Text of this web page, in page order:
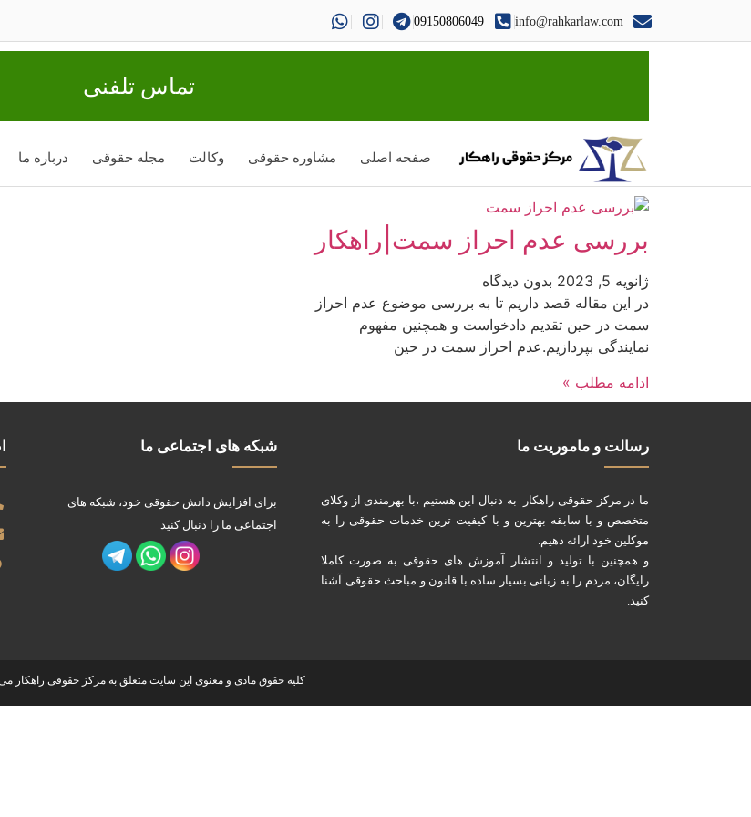
info@rahkarlaw.com
09150806049
تماس تلفنی
صفحه اصلی مشاوره حقوقی وکالت مجله حقوقی درباره ما
بررسی عدم احراز سمت|راهکار
ژانویه 5, 2023
بدون دیدگاه
در این مقاله قصد داریم تا به بررسی موضوع عدم احراز
سمت در حین تقدیم دادخواست و همچنین مفهوم
نمایندگی بپردازیم.عدم احراز سمت در حین
ادامه مطلب »
رسالت و ماموریت ما
ما در مرکز حقوقی راهکار به دنبال این هستیم ،با بهرمندی از وکلای
متخصص و با سابقه بهترین و با کیفیت ترین خدمات حقوقی را به
موکلین خود ارائه دهیم.
و همچنین با تولید و انتشار آموزش های حقوقی به صورت کاملا
رایگان، مردم را به زبانی بسیار ساده با قانون و مباحث حقوقی آشنا
کنید.
شبکه های اجتماعی ما
برای افزایش دانش حقوقی خود، شبکه های
اجتماعی ما را دنبال کنید
کلیه حقوق مادی و معنوی این سایت متعلق به مرکز حقوقی راهکار